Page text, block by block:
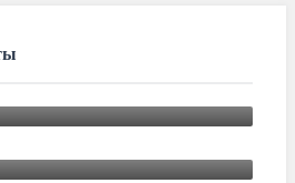
автомобиля для Романа